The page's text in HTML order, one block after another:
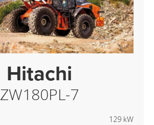
Hitachi
ZW180PL-7
129 kW